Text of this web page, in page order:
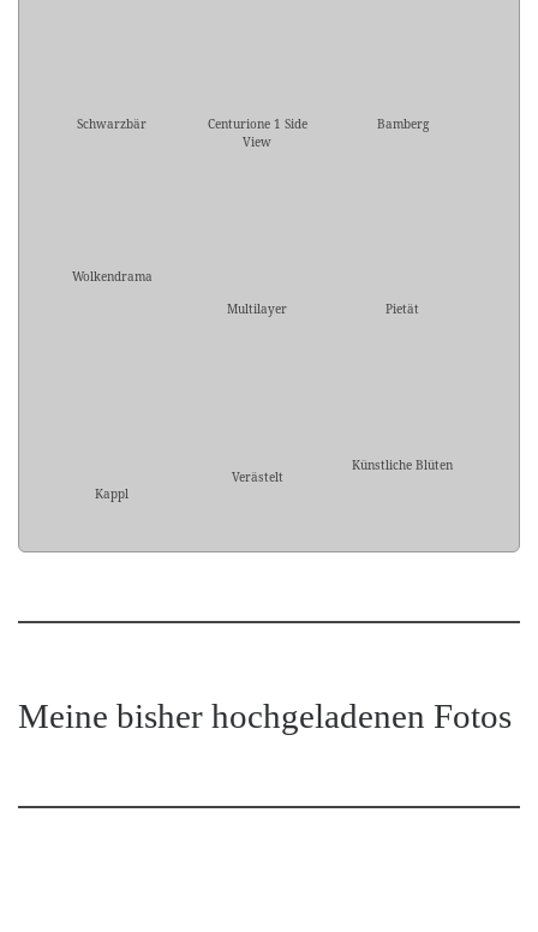
Schwarzbär
Centurione 1 Side
View
Bamberg
Wolkendrama
Multilayer
Pietät
Kappl
Verästelt
Künstliche Blüten
Meine bisher hochgeladenen Fotos